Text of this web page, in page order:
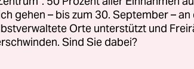
gehen – bis zum 30. September –
Orte unterstützt und
Sind Sie dabei?